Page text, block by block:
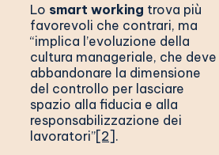
Lo smart working trova più
favorevoli che contrari, ma
“implica l’evoluzione della
cultura manageriale, che deve
abbandonare la dimensione
del controllo per lasciare
spazio alla fiducia e alla
responsabilizzazione dei
lavoratori”[2] .